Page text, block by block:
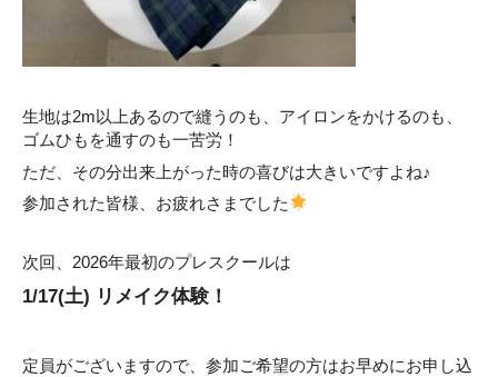
生地は2m以上あるので縫うのも、アイロンをかけるのも、
ゴムひもを通すのも一苦労！
ただ、その分出来上がった時の喜びは大きいですよね♪
参加された皆様、お疲れさまでした
次回、2026年最初のプレスクールは
1/17(土) リメイク体験！
定員がございますので、参加ご希望の方はお早めにお申し込